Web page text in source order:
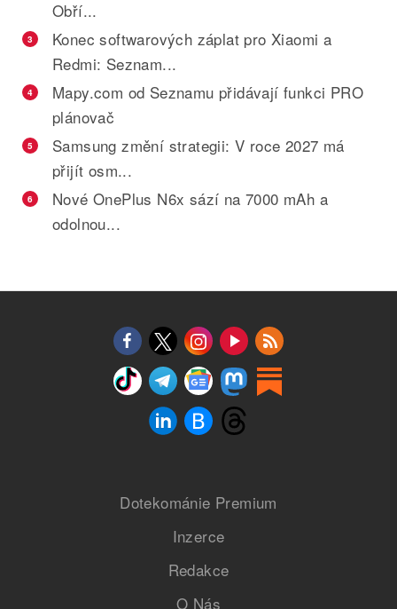
Obří...
3
Konec softwarových záplat pro Xiaomi a
Redmi: Seznam...
4
Mapy.com od Seznamu přidávají funkci PRO
plánovač
5
Samsung změní strategii: V roce 2027 má
přijít osm...
6
Nové OnePlus N6x sází na 7000 mAh a
odolnou...
Dotekománie Premium
Inzerce
Redakce
O Nás